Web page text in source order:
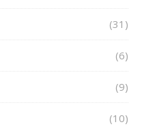
(31)
(6)
(9)
(10)